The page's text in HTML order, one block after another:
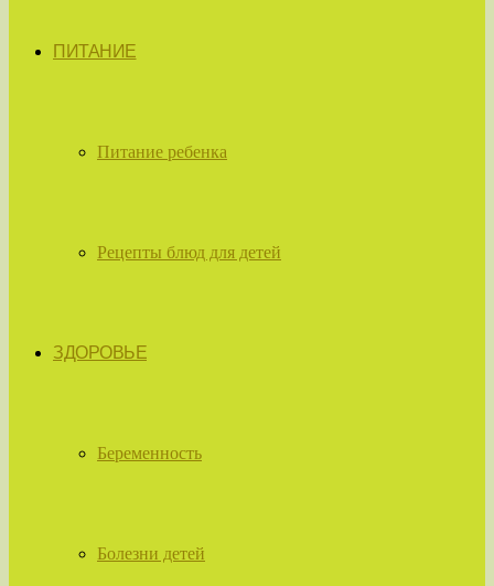
ПИТАНИЕ
Питание ребенка
Рецепты блюд для детей
ЗДОРОВЬЕ
Беременность
Болезни детей